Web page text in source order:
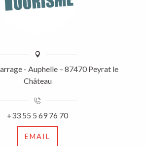
- Auphelle – 87470 Peyrat le
Château
+33 55 5 69 76 70
EMAIL